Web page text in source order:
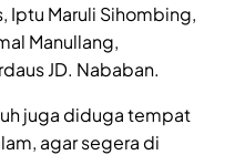
Iptu Maruli Sihombing,
Manullang,
JD. Nababan.
juga diduga tempat
agar segera di